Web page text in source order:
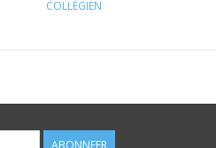
COLLÉGIEN
ABONNEER